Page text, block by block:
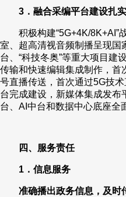
3．融合采编平台建设扎
积极构建“5G+4K/8K+AI”
室、超高清视音频制播呈现国
台、“科技冬奥”等重大项目建
传输和快速编辑集成制作，首
号直播传送，首次通过5G技
台完成建设，新媒体集成发布
台、AI中台和数据中心底座全
四、服务责任
1．信息服务
准确播出政务信息，及时